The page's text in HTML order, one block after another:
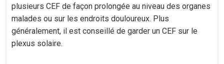
plusieurs CEF de façon prolongée au niveau des organes
malades ou sur les endroits douloureux. Plus
généralement, il est conseillé de garder un CEF sur le
plexus solaire.